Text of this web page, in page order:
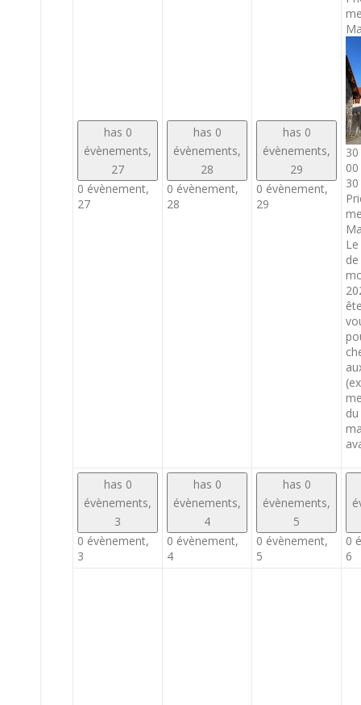
has 0
évènements,
27
0 évènement,
27
has 0
évènements,
28
0 évènement,
28
has 0
évènements,
29
0 évènement,
29
has 0
évènements,
3
0 évènement,
3
has 0
évènements,
4
0 évènement,
4
has 0
évènements,
5
0 évènement,
5
0
6